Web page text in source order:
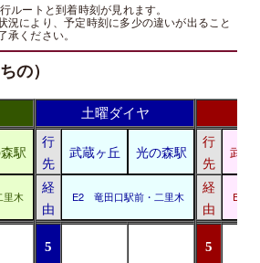
ルートと到着時刻が見れます。
況により、予定時刻に多少の違いが出ること
ください。
の）
駅
木
土曜ダイヤ
行
先
武蔵ヶ丘
光の森駅
経
由
E2 竜田口駅前・二里木
5
行
先
武蔵
経
由
E2
5